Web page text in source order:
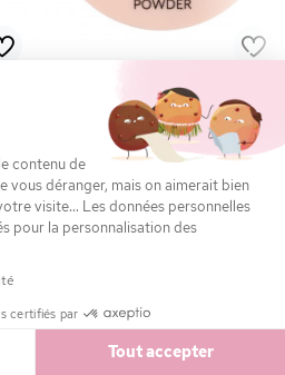
Poudre Lissante Contour des
Yeux
5,95 €
contenu de
vous déranger, mais on aimerait bien
visite... Les données personnelles
pour la personnalisation des
certifiés par
Tout accepter